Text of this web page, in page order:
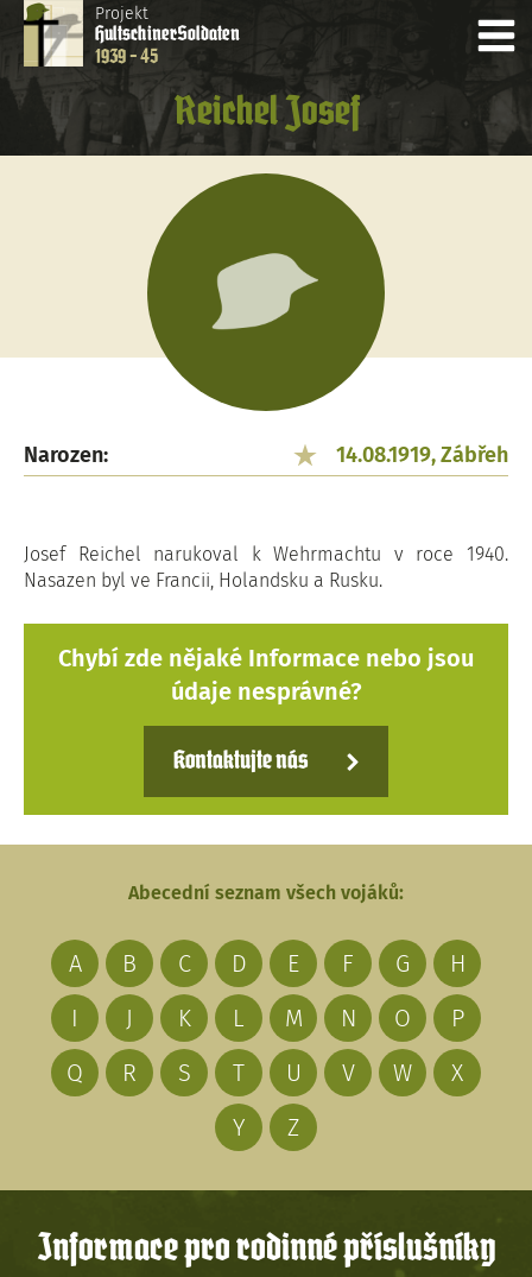
Projekt
HultschinerSoldaten
1939 - 45
Reichel Josef
Narozen: 14.08.1919, Zábřeh
Josef Reichel narukoval k Wehrmachtu v roce 1940.
Nasazen byl ve Francii, Holandsku a Rusku.
Chybí zde nějaké Informace nebo jsou
údaje nesprávné?
Kontaktujte nás
Abecední seznam všech vojáků:
A B C D E F G
H
I
J K L M N O
P
Q
R S T U V W
X
Y
Z
Informace pro rodinné příslušníky